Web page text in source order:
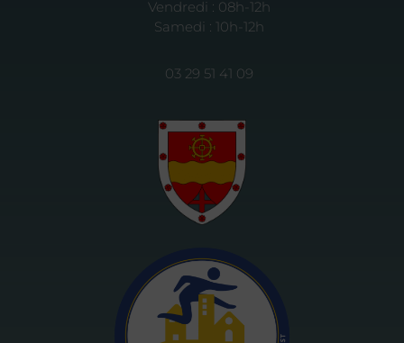
Vendredi : 08h-12h
Samedi : 10h-12h
03 29 51 41 09